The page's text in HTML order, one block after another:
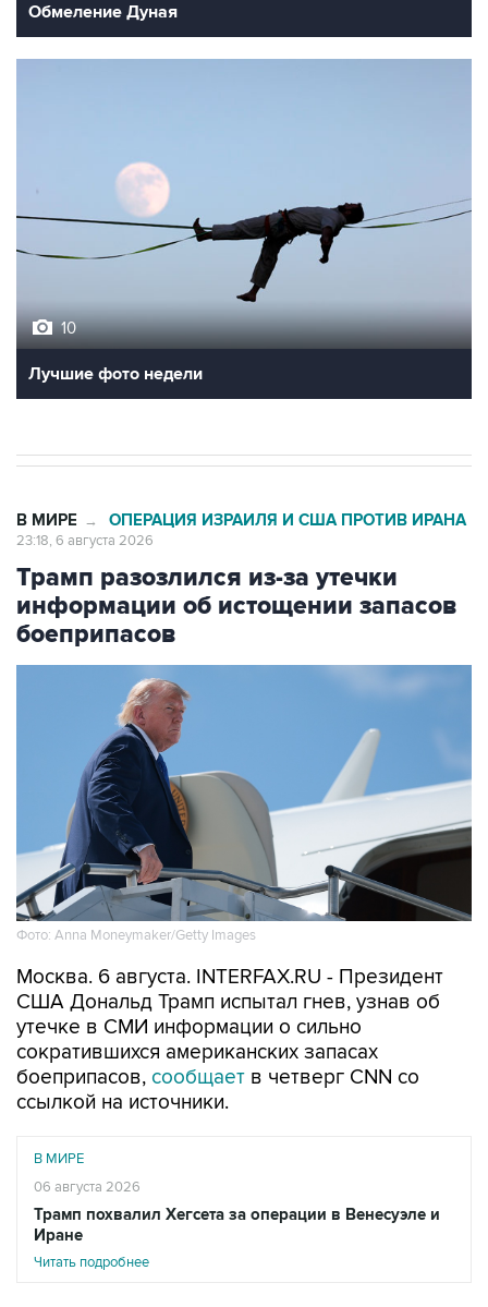
Обмеление Дуная
10
Лучшие фото недели
В МИРЕ → ОПЕРАЦИЯ ИЗРАИЛЯ И США ПРОТИВ ИРАНА
23:18, 6 августа 2026
Трамп разозлился из-за утечки
информации об истощении запасов
боеприпасов
Фото: Anna Moneymaker/Getty Images
Москва. 6 августа. INTERFAX.RU - Президент
США Дональд Трамп испытал гнев, узнав об
утечке в СМИ информации о сильно
сократившихся американских запасах
боеприпасов, сообщает в четверг CNN со
ссылкой на источники.
В МИРЕ
06 августа 2026
Трамп похвалил Хегсета за операции в Венесуэле и
Иране
Читать подробнее